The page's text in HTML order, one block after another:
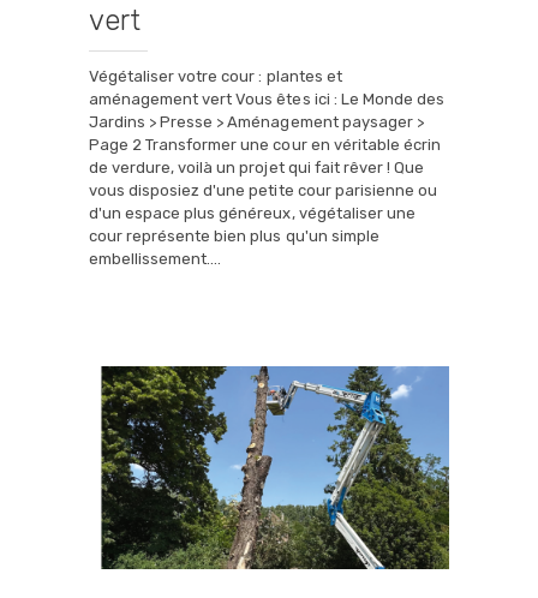
vert
Végétaliser votre cour : plantes et
aménagement vert Vous êtes ici : Le Monde des
Jardins > Presse > Aménagement paysager >
Page 2 Transformer une cour en véritable écrin
de verdure, voilà un projet qui fait rêver ! Que
vous disposiez d'une petite cour parisienne ou
d'un espace plus généreux, végétaliser une
cour représente bien plus qu'un simple
embellissement.…